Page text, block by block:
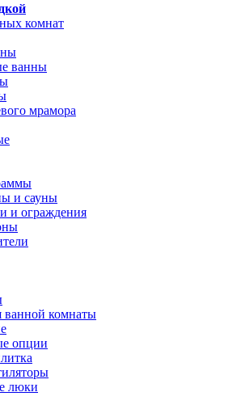
комнат
ванны
мрамора
и сауны
и ограждения
ванной комнаты
опции
люки